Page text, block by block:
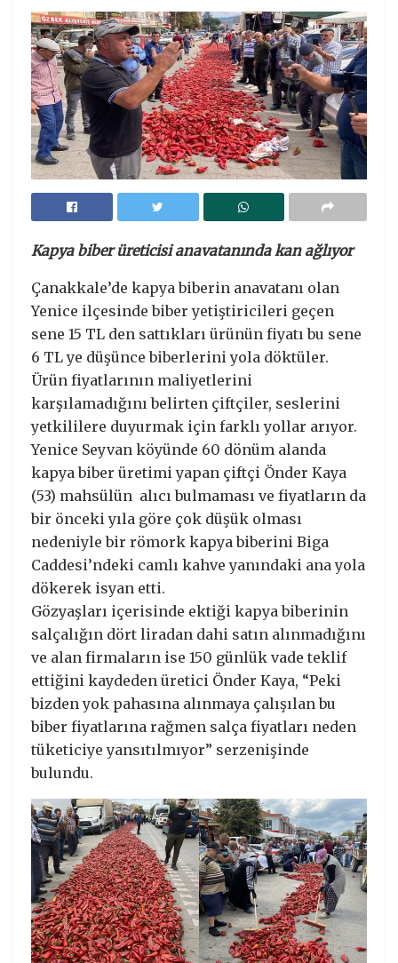
Kapya biber üreticisi anavatanında kan ağlıyor
Çanakkale’de kapya biberin anavatanı olan
Yenice ilçesinde biber yetiştiricileri geçen
sene 15 TL den sattıkları ürünün fiyatı bu sene
6 TL ye düşünce biberlerini yola döktüler.
Ürün fiyatlarının maliyetlerini
karşılamadığını belirten çiftçiler, seslerini
yetkililere duyurmak için farklı yollar arıyor.
Yenice Seyvan köyünde 60 dönüm alanda
kapya biber üretimi yapan çiftçi Önder Kaya
(53) mahsülün alıcı bulmaması ve fiyatların da
bir önceki yıla göre çok düşük olması
nedeniyle bir römork kapya biberini Biga
Caddesi’ndeki camlı kahve yanındaki ana yola
dökerek isyan etti.
Gözyaşları içerisinde ektiği kapya biberinin
salçalığın dört liradan dahi satın alınmadığını
ve alan firmaların ise 150 günlük vade teklif
ettiğini kaydeden üretici Önder Kaya, “Peki
bizden yok pahasına alınmaya çalışılan bu
biber fiyatlarına rağmen salça fiyatları neden
tüketiciye yansıtılmıyor” serzenişinde
bulundu.